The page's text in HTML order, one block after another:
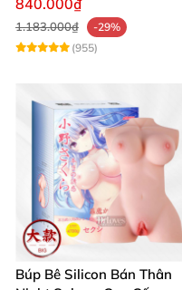
1.183.000₫
-29%
(955)
Búp Bê Silicon Bán Thân